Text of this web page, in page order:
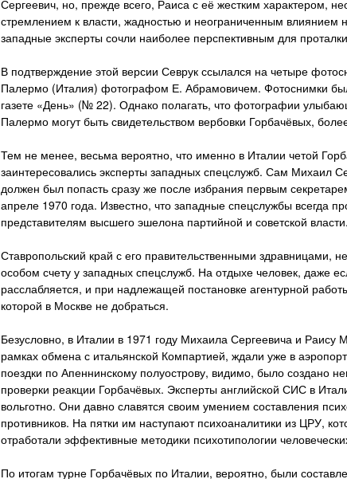
Сергеевич, но, прежде всего, Раиса с её жестким характером,
стремлением к власти, жадностью и неограниченным
западные эксперты сочли наиболее перспективным для
В подтверждение этой версии Севрук ссылался на четыре
Палермо (Италия) фотографом Е. Абрамовичем. Фотоснимки
газете «День» (№ 22). Однако полагать, что фотографии
Палермо могут быть свидетельством вербовки Горбачёвых,
Тем не менее, весьма вероятно, что именно в Италии четой
заинтересовались эксперты западных спецслужб. Сам Михаил
должен был попасть сразу же после избрания первым
апреле 1970 года. Известно, что западные спецслужбы всегда
представителям высшего эшелона партийной и советской власти.
Ставропольский край с его правительственными здравницами,
особом счету у западных спецслужб. На отдыхе человек, даже
расслабляется, и при надлежащей постановке агентурной
которой в Москве не добраться.
Безусловно, в Италии в 1971 году Михаила Сергеевича и Раису
рамках обмена с итальянской Компартией, ждали уже в
поездки по Апеннинскому полуострову, видимо, было создано
проверки реакции Горбачёвых. Эксперты английской СИС в
вольготно. Они давно славятся своим умением составления
противников. На пятки им наступают психоаналитики из ЦРУ,
отработали эффективные методики психотипологии
По итогам турне Горбачёвых по Италии, вероятно, были